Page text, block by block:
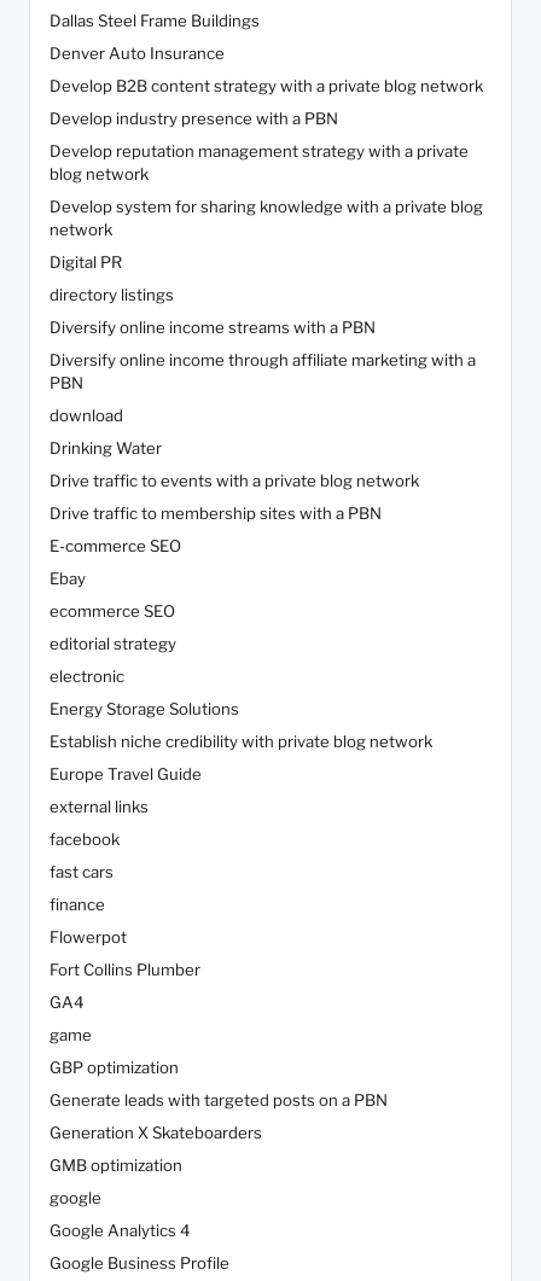
Dallas Steel Frame Buildings
Denver Auto Insurance
Develop B2B content strategy with a private blog network
Develop industry presence with a PBN
Develop reputation management strategy with a private
blog network
Develop system for sharing knowledge with a private blog
network
Digital PR
directory listings
Diversify online income streams with a PBN
Diversify online income through affiliate marketing with a
PBN
download
Drinking Water
Drive traffic to events with a private blog network
Drive traffic to membership sites with a PBN
E-commerce SEO
Ebay
ecommerce SEO
editorial strategy
electronic
Energy Storage Solutions
Establish niche credibility with private blog network
Europe Travel Guide
external links
facebook
fast cars
finance
Flowerpot
Fort Collins Plumber
GA4
game
GBP optimization
Generate leads with targeted posts on a PBN
Generation X Skateboarders
GMB optimization
google
Google Analytics 4
Google Business Profile